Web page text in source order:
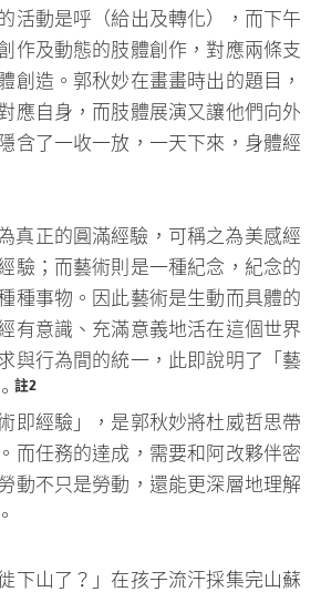
活動是呼（給出及轉化），而下午
作及動態的肢體創作，對應兩條支
創造。郭秋妙在畫畫時出的題目，
應自身，而肢體展演又讓他們向外
含了一收一放，一天下來，身體經
真正的圓滿經驗，可稱之為美感經
驗；而藝術則是一種紀念，紀念的
種事物。因此藝術是生動而具體的
有意識、充滿意義地活在這個世界
與行為間的統一，此即說明了「藝
註2
即經驗」，是郭秋妙將杜威哲思帶
而任務的達成，需要和阿改夥伴密
動不只是勞動，還能更深層地理解
下山了？」在孩子流汗採集完山蘇